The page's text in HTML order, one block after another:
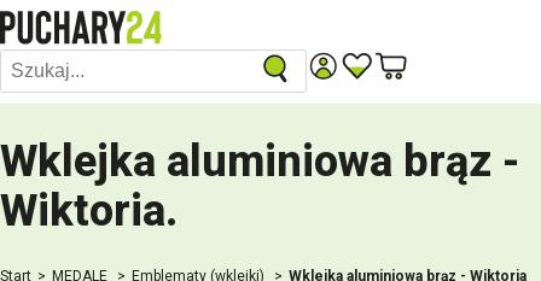
Wklejka aluminiowa brąz -
Wiktoria.
Start MEDALE Emblematy (wklejki) Wklejka aluminiowa brąz - Wiktoria